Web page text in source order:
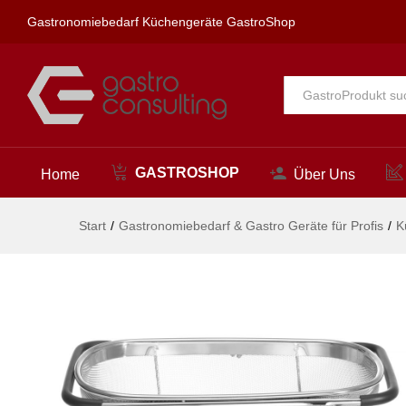
Gastronomiebedarf Küchengeräte GastroShop
Alle
Home GASTROSHOP Über Uns
Start / Gastronomiebedarf & Gastro Geräte für Profis /
Beschreibung